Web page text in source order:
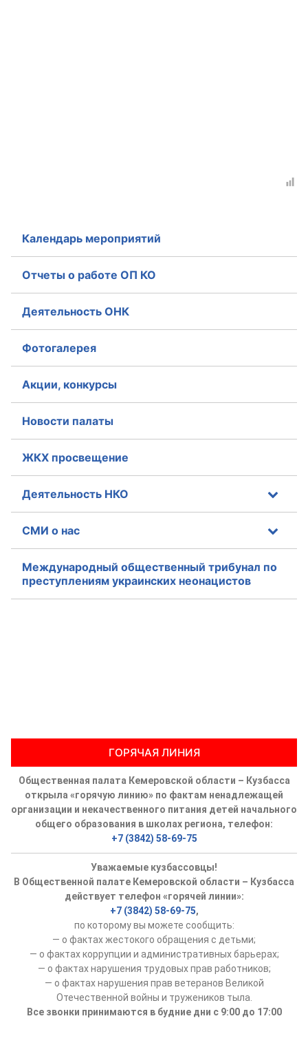
Календарь мероприятий
Отчеты о работе ОП КО
Деятельность ОНК
Фотогалерея
Акции, конкурсы
Новости палаты
ЖКХ просвещение
Деятельность НКО
СМИ о нас
Международный общественный трибунал по
преступлениям украинских неонацистов
ГОРЯЧАЯ ЛИНИЯ
Общественная палата Кемеровской области – Кузбасса
открыла «горячую линию» по фактам ненадлежащей
организации и некачественного питания детей начального
общего образования в школах региона, телефон:
+7 (3842) 58-69-75
Уважаемые кузбассовцы!
В Общественной палате Кемеровской области – Кузбасса
действует телефон «горячей линии»:
+7 (3842) 58-69-75,
по которому вы можете сообщить:
— о фактах жестокого обращения с детьми;
— о фактах коррупции и административных барьерах;
— о фактах нарушения трудовых прав работников;
— о фактах нарушения прав ветеранов Великой
Отечественной войны и тружеников тыла.
Все звонки принимаются в будние дни с 9:00 до 17:00